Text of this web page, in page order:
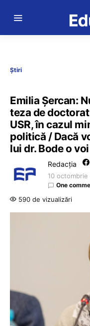
Știri
Emilia Șercan:
teza de
USR, în cazul
politică / Dacă
lui dr. Bode o
Redacția
10 octombrie
One
590 de vizualizări